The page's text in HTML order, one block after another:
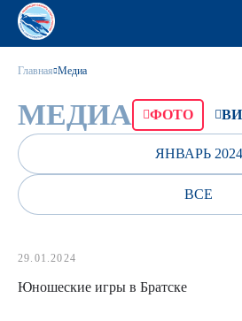
Главная Медиа
МЕДИА ФОТО
ЯНВАРЬ 2024
ВСЕ
29.01.2024
Юношеские игры в Братске